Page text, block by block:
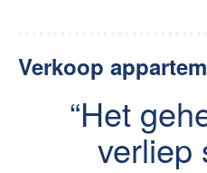
Verkoop
Het
verliep